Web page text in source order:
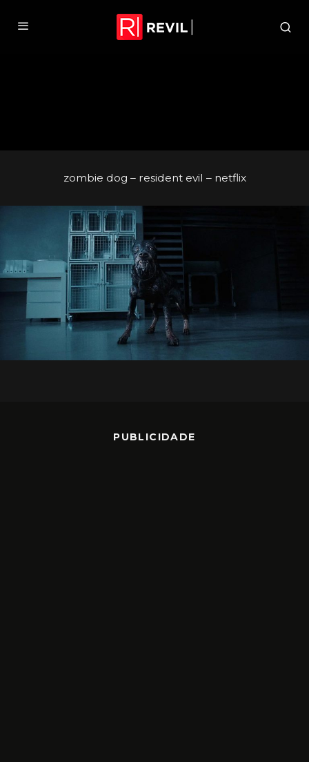
zombie dog – resident evil – netflix
PUBLICIDADE